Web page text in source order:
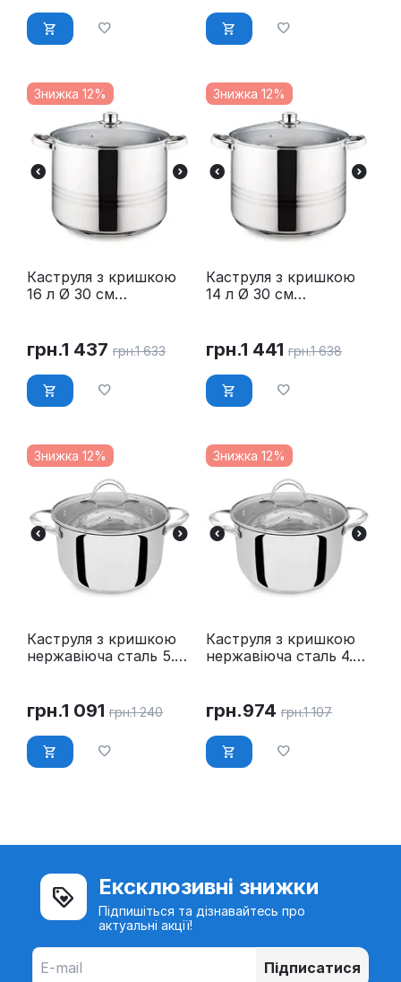
Знижка 12%
Каструля з кришкою
16 л Ø 30 см
грн.1 437 грн.1 633
Знижка 12%
Каструля з кришкою
14 л Ø 30 см
грн.1 441 грн.1 638
Знижка 12%
Каструля з кришкою
нержавіюча сталь 5.8
грн.1 091 грн.1 240
Знижка 12%
Каструля з кришкою
нержавіюча сталь 4.5
грн.974 грн.1 107
Ексклюзивні знижки
Підпишіться та дізнавайтесь про
актуальні акції!
Підписатися